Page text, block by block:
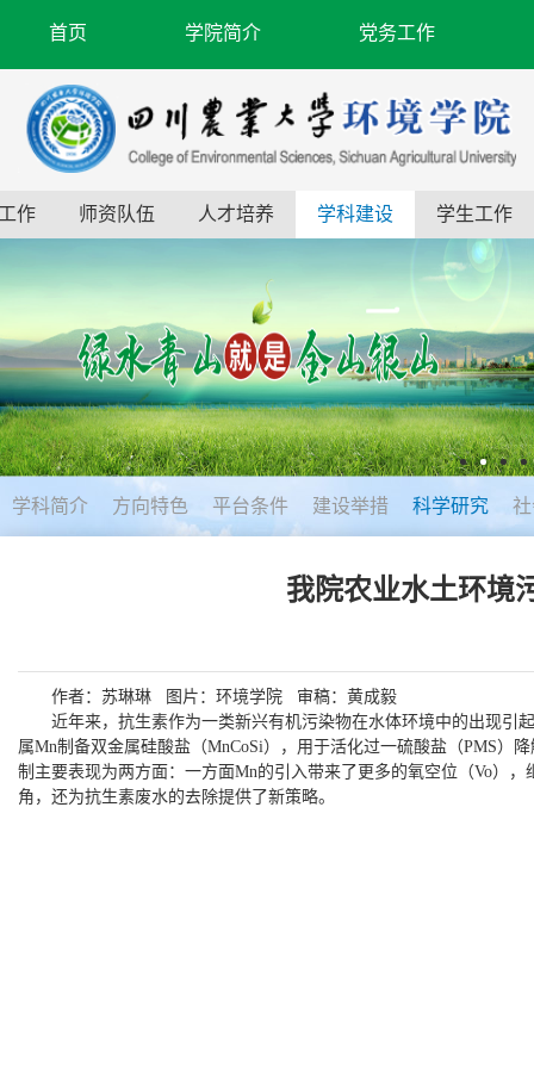
首页 学院简介 党务工作
作 师资队伍 人才培养 学科建设 学生工作
学科简介 方向特色 平台条件 建设举措 科学研究
我院农业水土环境
作者：苏琳琳 图片：环境学院 审稿：黄成毅
近年来，抗生素作为一类新兴有机污染物在水体环境中的出现引
属Mn制备双金属硅酸盐（MnCoSi），用于活化过一硫酸盐（PMS）
制主要表现为两方面：一方面Mn的引入带来了更多的氧空位（Vo）
角，还为抗生素废水的去除提供了新策略。